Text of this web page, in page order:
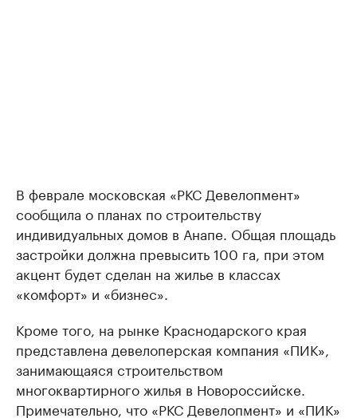
В феврале московская «РКС Девелопмент»
сообщила о планах по строительству
индивидуальных домов в Анапе. Общая площадь
застройки должна превысить 100 га, при этом
акцент будет сделан на жилье в классах
«комфорт» и «бизнес».
Кроме того, на рынке Краснодарского края
представлена девелоперская компания «ПИК»,
занимающаяся строительством
многоквартирного жилья в Новороссийске.
Примечательно, что «РКС Девелопмент» и «ПИК»